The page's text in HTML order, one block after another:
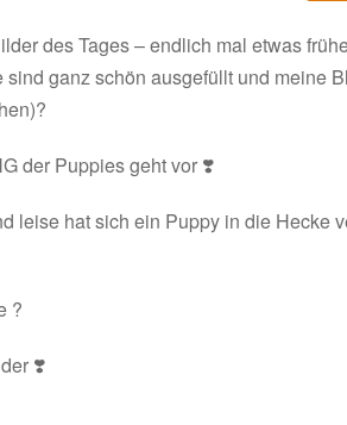
des Tages – endlich mal etwas
sind ganz schön ausgefüllt und meine
der Puppies geht vor ❣️
leise hat sich ein Puppy in die Hecke
?
❣️